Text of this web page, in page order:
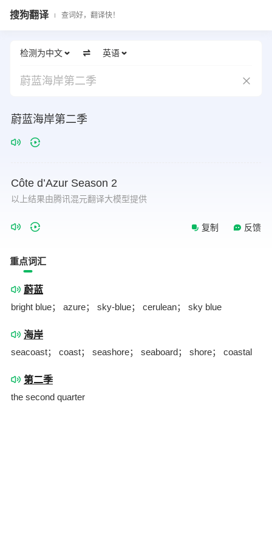
搜狗翻译 查词好，翻译快！
检测为中文 英语
蔚蓝海岸第二季
蔚蓝海岸第二季
Côte d’Azur Season 2
以上结果由腾讯混元翻译大模型提供
复制 反馈
重点词汇
蔚蓝
bright blue； azure； sky-blue； cerulean； sky blue
海岸
seacoast； coast； seashore； seaboard； shore； coastal
第二季
the second quarter